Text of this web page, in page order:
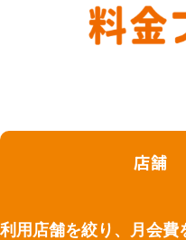
店舗
利用店舗を絞り、月会費